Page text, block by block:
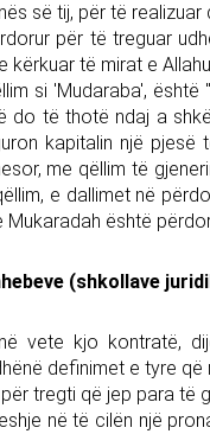
së tij, për të
për të treguar
kërkuar të mirat e
si 'Mudaraba', është
do të thotë ndaj a
kapitalin një
me qëllim të
e dallimet në
është
(shkollave
vete kjo kontratë,
definimet e tyre
tregti që jep para të
në të cilën një